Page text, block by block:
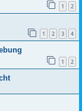
1 2
1 2 3 4
1 2